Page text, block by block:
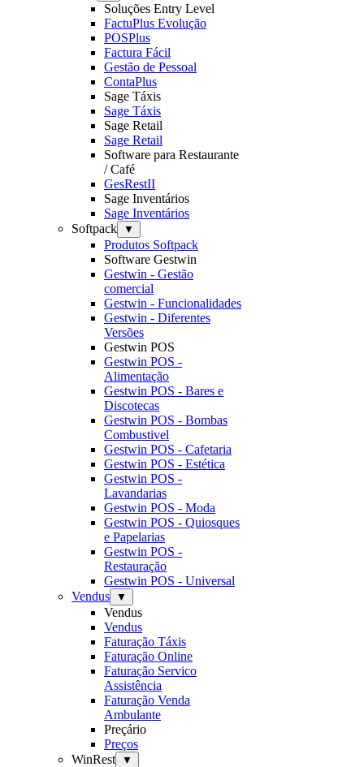
Soluções Entry Level
FactuPlus Evolução
POSPlus
Factura Fácil
Gestão de Pessoal
ContaPlus
Sage Táxis
Sage Táxis
Sage Retail
Sage Retail
Software para Restaurante
/ Café
GesRestII
Sage Inventários
Sage Inventários
Softpack
▼
Produtos Softpack
Software Gestwin
Gestwin - Gestão
comercial
Gestwin - Funcionalidades
Gestwin - Diferentes
Versões
Gestwin POS
Gestwin POS -
Alimentação
Gestwin POS - Bares e
Discotecas
Gestwin POS - Bombas
Combustivel
Gestwin POS - Cafetaria
Gestwin POS - Estética
Gestwin POS -
Lavandarias
Gestwin POS - Moda
Gestwin POS - Quiosques
e Papelarias
Gestwin POS -
Restauração
Gestwin POS - Universal
Vendus
▼
Vendus
Vendus
Faturação Táxis
Faturação Online
Faturação Servico
Assistência
Faturação Venda
Ambulante
Preçário
Preços
WinRest
▼